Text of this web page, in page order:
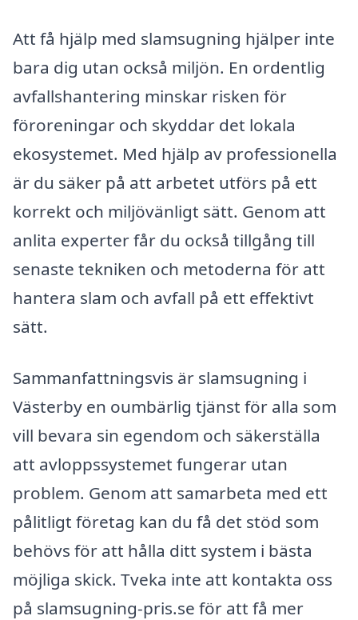
Att få hjälp med slamsugning hjälper inte
bara dig utan också miljön. En ordentlig
avfallshantering minskar risken för
föroreningar och skyddar det lokala
ekosystemet. Med hjälp av professionella
är du säker på att arbetet utförs på ett
korrekt och miljövänligt sätt. Genom att
anlita experter får du också tillgång till
senaste tekniken och metoderna för att
hantera slam och avfall på ett effektivt
sätt.
Sammanfattningsvis är slamsugning i
Västerby en oumbärlig tjänst för alla som
vill bevara sin egendom och säkerställa
att avloppssystemet fungerar utan
problem. Genom att samarbeta med ett
pålitligt företag kan du få det stöd som
behövs för att hålla ditt system i bästa
möjliga skick. Tveka inte att kontakta oss
på slamsugning-pris.se för att få mer